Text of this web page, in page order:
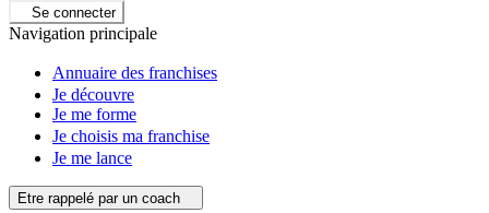
Se connecter
Navigation principale
Annuaire des franchises
Je découvre
Je me forme
Je choisis ma franchise
Je me lance
Etre rappelé par un coach